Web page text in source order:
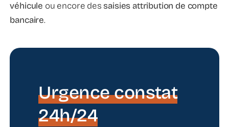
véhicule ou encore des saisies attribution de compte
bancaire.
Urgence constat
24h/24